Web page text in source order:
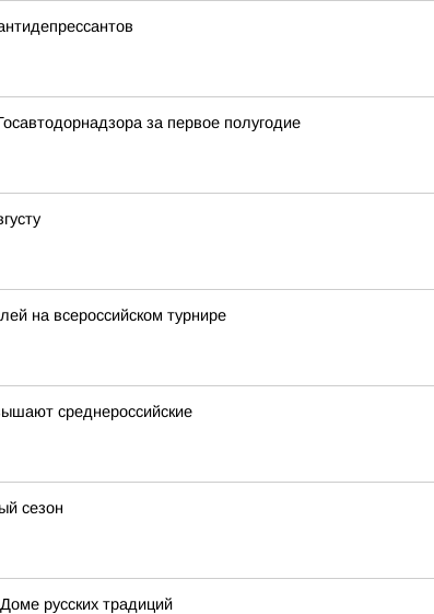
за первое полугодие
на всероссийском турнире
среднероссийские
сезон
русских традиций